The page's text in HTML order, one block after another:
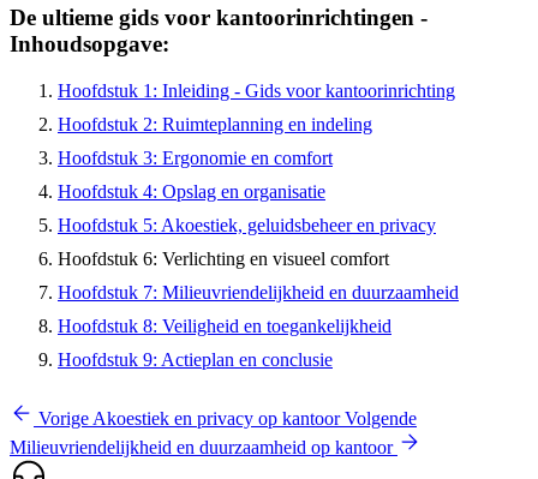
De ultieme gids voor kantoorinrichtingen -
Inhoudsopgave:
Hoofdstuk 1: Inleiding - Gids voor kantoorinrichting
Hoofdstuk 2: Ruimteplanning en indeling
Hoofdstuk 3: Ergonomie en comfort
Hoofdstuk 4: Opslag en organisatie
Hoofdstuk 5: Akoestiek, geluidsbeheer en privacy
Hoofdstuk 6: Verlichting en visueel comfort
Hoofdstuk 7: Milieuvriendelijkheid en duurzaamheid
Hoofdstuk 8: Veiligheid en toegankelijkheid
Hoofdstuk 9: Actieplan en conclusie
Vorige Akoestiek en privacy op kantoorVolgende
Milieuvriendelijkheid en duurzaamheid op kantoor